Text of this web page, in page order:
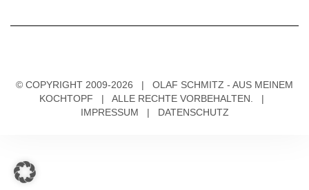
© COPYRIGHT 2009-2026 | OLAF SCHMITZ - AUS MEINEM
KOCHTOPF | ALLE RECHTE VORBEHALTEN. |
IMPRESSUM | DATENSCHUTZ